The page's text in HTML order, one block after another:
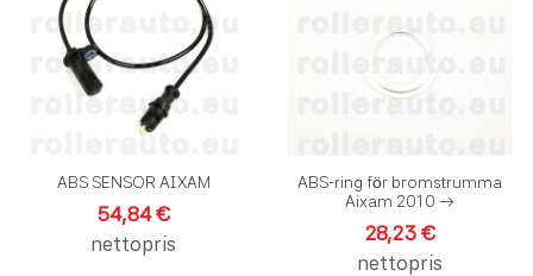
ABS SENSOR AIXAM
54,84 €
nettopris
ABS-ring för bromstrumma
Aixam 2010 →
28,23 €
nettopris